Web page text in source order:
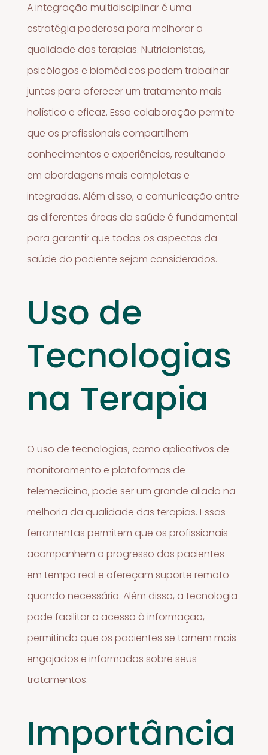
A integração multidisciplinar é uma
estratégia poderosa para melhorar a
qualidade das terapias. Nutricionistas,
psicólogos e biomédicos podem trabalhar
juntos para oferecer um tratamento mais
holístico e eficaz. Essa colaboração permite
que os profissionais compartilhem
conhecimentos e experiências, resultando
em abordagens mais completas e
integradas. Além disso, a comunicação entre
as diferentes áreas da saúde é fundamental
para garantir que todos os aspectos da
saúde do paciente sejam considerados.
Uso de
Tecnologias
na Terapia
O uso de tecnologias, como aplicativos de
monitoramento e plataformas de
telemedicina, pode ser um grande aliado na
melhoria da qualidade das terapias. Essas
ferramentas permitem que os profissionais
acompanhem o progresso dos pacientes
em tempo real e ofereçam suporte remoto
quando necessário. Além disso, a tecnologia
pode facilitar o acesso à informação,
permitindo que os pacientes se tornem mais
engajados e informados sobre seus
tratamentos.
Importância